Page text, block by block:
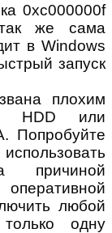
0xc000000f
же сама
в Windows
запуск
плохим
HDD или
Попробуйте
причиной
любой
одну